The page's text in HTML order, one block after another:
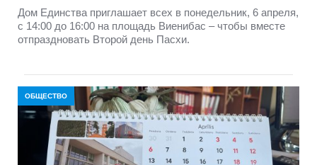
Дом Единства приглашает всех в понедельник, 6 апреля,
с 14:00 до 16:00 на площадь Виенибас – чтобы вместе
отпраздновать Второй день Пасхи.
ОБЩЕСТВО